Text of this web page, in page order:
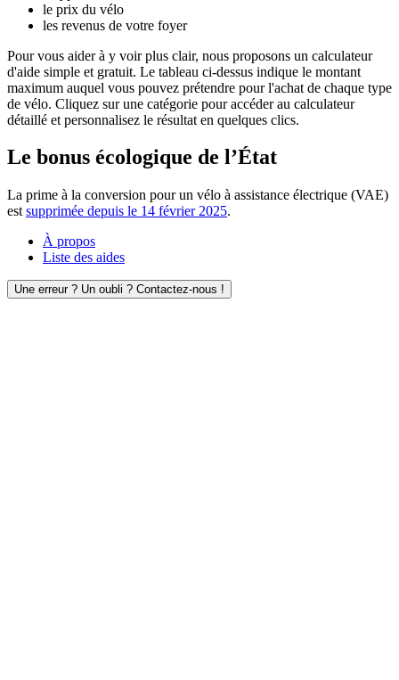
le prix du vélo
les revenus de votre foyer
Pour vous aider à y voir plus clair, nous proposons un calculateur
d'aide simple et gratuit. Le tableau ci-dessus indique le montant
maximum auquel vous pouvez prétendre pour l'achat de chaque type
de vélo. Cliquez sur une catégorie pour accéder au calculateur
détaillé et personnalisez le résultat en quelques clics.
Le bonus écologique de l’État
La prime à la conversion pour un vélo à assistance électrique (VAE)
est supprimée depuis le 14 février 2025.
À propos
Liste des aides
Une erreur ? Un oubli ? Contactez-nous !